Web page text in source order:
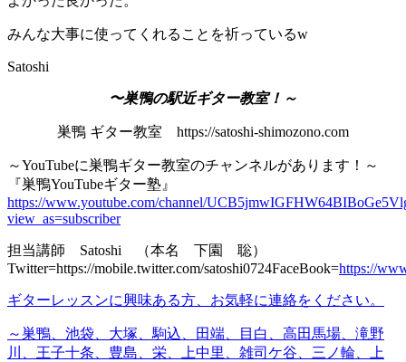
みんな大事に使ってくれることを祈っているw
Satoshi
〜巣鴨の駅近ギター教室！～
巣鴨 ギター教室 https://satoshi-shimozono.com
～YouTubeに巣鴨ギター教室のチャンネルがあります！～
『巣鴨YouTubeギター塾』
https://www.youtube.com/channel/
view_as=subscriber
担当講師 Satoshi （本名 下園 聡）
Twitter=https://mobile.twitter.com/satoshi0724FaceBook=https://
ギターレッスンに興味ある方、お気軽に連絡をください。
～巣鴨、池袋、大塚、駒込、田端、目白、 高田馬場、滝野
川、王子十条、豊島、栄、上中里、 雑司ケ谷、三ノ輪、上